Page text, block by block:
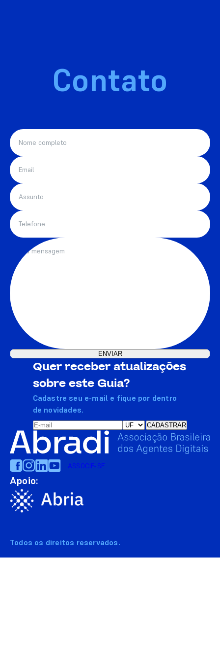
Contato
Quer receber atualizações
sobre este Guia?
Cadastre seu e-mail e fique por dentro
de novidades.
ASSOCIE-SE
Apoio:
Todos os direitos reservados.